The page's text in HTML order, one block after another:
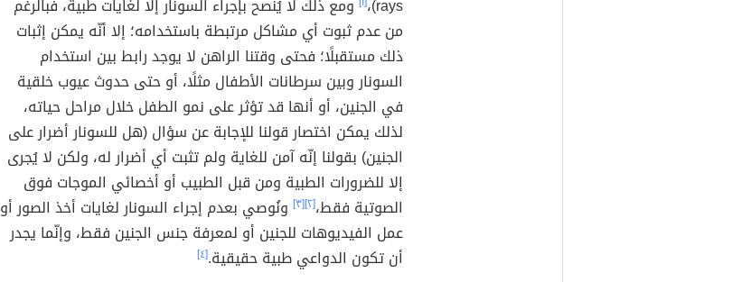
rays)،
ومع ذلك لا يُنصح بإجراء السونار إلا لغايات طبية، فبالرغم
من عدم ثبوت أي مشاكل مرتبطة باستخدامه؛ إلا أنّه يمكن إثبات
ذلك مستقبلًا؛ فحتى وقتنا الراهن لا يوجد رابط بين استخدام
السونار وبين سرطانات الأطفال مثلًا، أو حتى حدوث عيوب خلقية
في الجنين، أو أنها قد تؤثر على نمو الطفل خلال مراحل حياته،
لذلك يمكن اختصار قولنا للإجابة عن سؤال (هل للسونار أضرار على
الجنين) بقولنا إنّه آمن للغاية ولم تثبت أي أضرار له، ولكن لا يُجرى
إلا للضرورات الطبية ومن قبل الطبيب أو أخصائي الموجات فوق
الصوتية فقط،[٢] [٣]
ونُوصي بعدم إجراء السونار لغايات أخذ الصور أو
عمل الفيديوهات للجنين أو لمعرفة جنس الجنين فقط، وإنّما يجدر
أن تكون الدواعي طبية حقيقية.[٤]